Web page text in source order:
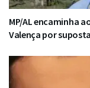
MP/AL encaminha
Valença por